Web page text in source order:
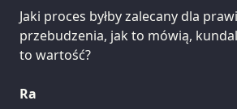
Jaki proces byłby zalecany dla
przebudzenia, jak to mówią,
to wartość?
Ra